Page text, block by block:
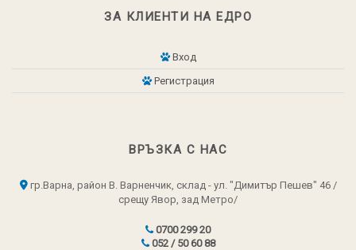
ЗА КЛИЕНТИ НА ЕДРО
Вход
Регистрация
ВРЪЗКА С НАС
гр.Варна, район В. Варненчик, склад - ул. "Димитър Пешев" 46 /
срещу Явор, зад Метро/
0700 299 20
052 / 50 60 88